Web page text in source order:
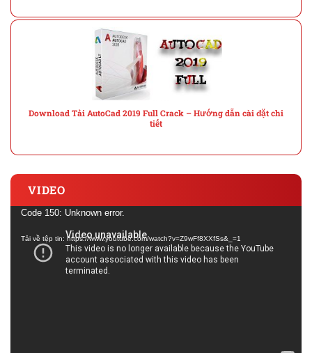
Download Tải AutoCad 2019 Full Crack – Hướng dẫn cài đặt chi
tiết
VIDEO
Trình
Video
Code 150: Unknown error.
Tải về tệp tin: https://www.youtube.com/watch?v=Z9wFf8XXfSs&_=1